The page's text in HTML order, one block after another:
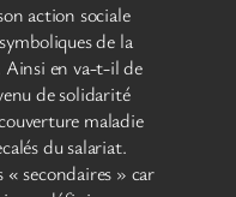
action sociale
de la
Ainsi en va-t-il de
de solidarité
maladie
du salariat.
« secondaires » car